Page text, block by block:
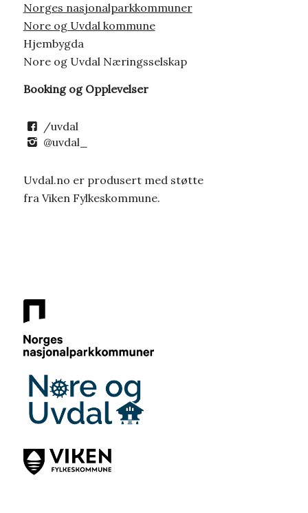
Norges nasjonalparkkommuner
Nore og Uvdal kommune
Hjembygda
Nore og Uvdal Næringsselskap
Booking og Opplevelser
/uvdal
@uvdal_
Uvdal.no er produsert med støtte
fra Viken Fylkeskommune.